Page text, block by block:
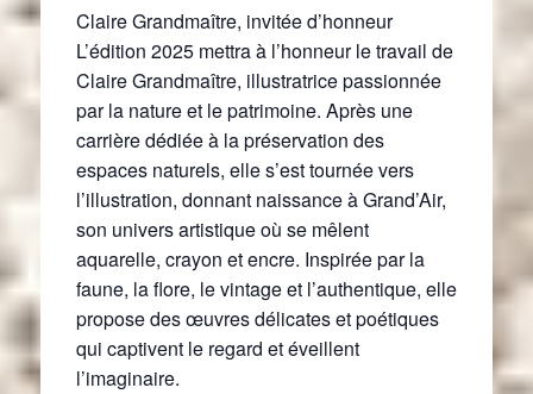
Claire Grandmaître, invitée d’honneur
L’édition 2025 mettra à l’honneur le travail de
Claire Grandmaître, illustratrice passionnée
par la nature et le patrimoine. Après une
carrière dédiée à la préservation des
espaces naturels, elle s’est tournée vers
l’illustration, donnant naissance à Grand’Air,
son univers artistique où se mêlent
aquarelle, crayon et encre. Inspirée par la
faune, la flore, le vintage et l’authentique, elle
propose des œuvres délicates et poétiques
qui captivent le regard et éveillent
l’imaginaire.